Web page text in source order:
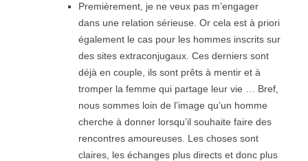
Premièrement, je ne veux pas m’engager
dans une relation sérieuse. Or cela est à priori
également le cas pour les hommes inscrits sur
des sites extraconjugaux. Ces derniers sont
déjà en couple, ils sont prêts à mentir et à
tromper la femme qui partage leur vie … Bref,
nous sommes loin de l’image qu’un homme
cherche à donner lorsqu’il souhaite faire des
rencontres amoureuses. Les choses sont
claires, les échanges plus directs et donc plus